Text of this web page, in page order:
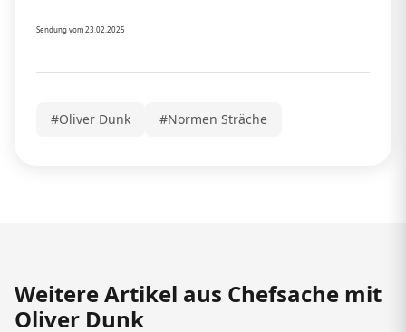
Sendung vom 23.02.2025
#Oliver Dunk #Normen Sträche
Weitere Artikel aus Chefsache mit
Oliver Dunk